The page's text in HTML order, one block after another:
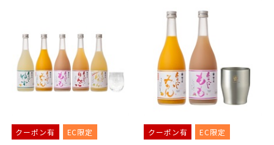
クーポン有 EC限定 クーポン有 EC限定